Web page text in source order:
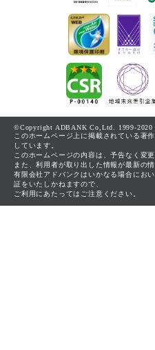
©Copyright ADBANK Co,Ltd. 1999-2020
このホームページ上に掲載されている著
しています。
このホームページの内容は、予告なく変
また、利用者が取り出した情報が最新の
有限会社アドバンクはいかなる場合にお
証をいたしかねますので、
ご利用にあたってはご注意ください。